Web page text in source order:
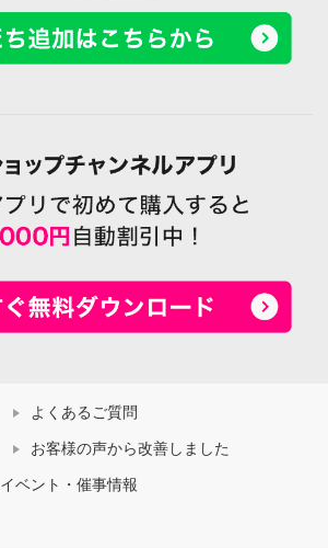
よくあるご質問
お客様の声から改善しました
イベント・催事情報